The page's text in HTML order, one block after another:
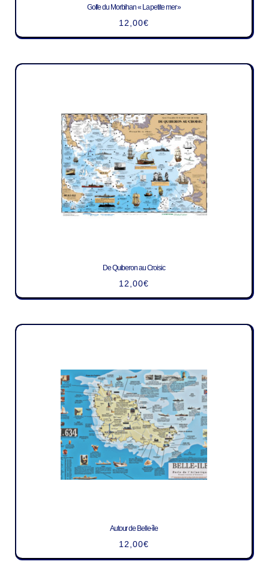
Golfe du Morbihan « La petite mer »
12,00€
De Quiberon au Croisic
12,00€
Autour de Belle-île
12,00€